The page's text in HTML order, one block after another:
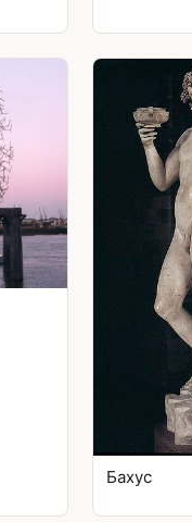
Бахус